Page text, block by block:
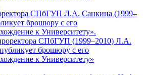
СПбГУП (1999–2010) Л.А.
брошюру с его
к Университету»